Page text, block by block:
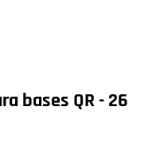
bases QR - 26